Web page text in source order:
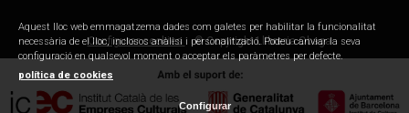
Configurar cookies © Copyright Llibreria Obaga
Aquest lloc web emmagatzema dades com galetes per habilitar la funcionalitat
necessària de el lloc, inclosos anàlisi i personalització. Podeu canviar la seva
configuració en qualsevol moment o acceptar els paràmetres per defecte.
política de cookies
Configurar